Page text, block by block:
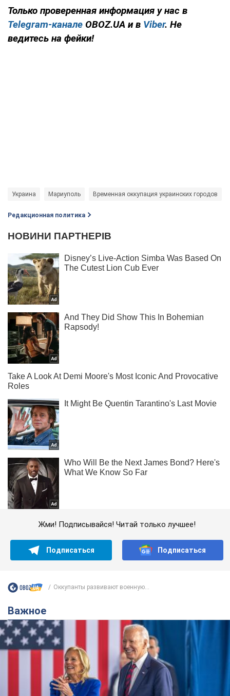
Только проверенная информация у нас в
Telegram-канале OBOZ.UA и в Viber. Не
ведитесь на фейки!
Украина Мариуполь Временная оккупация украинских городов
Редакционная политика
Жми! Подписывайся! Читай только лучшее!
Подписаться Подписаться
Оккупанты развивают военную...
Важное